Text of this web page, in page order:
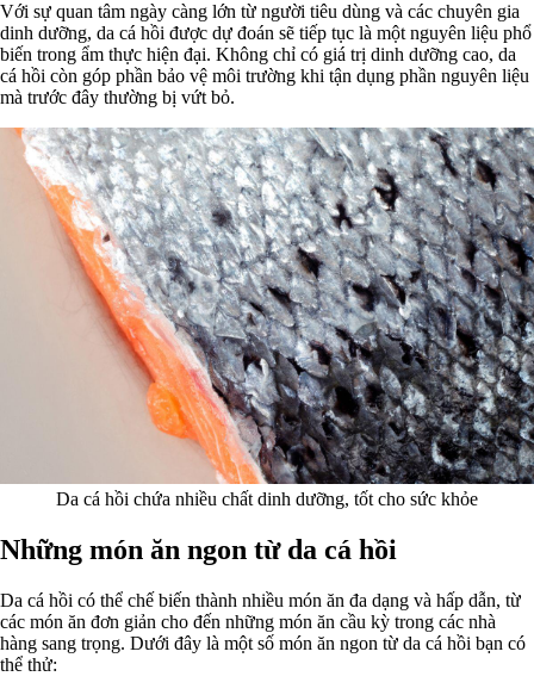
Với sự quan tâm ngày càng lớn từ người tiêu dùng và các chuyên gia
dinh dưỡng, da cá hồi được dự đoán sẽ tiếp tục là một nguyên liệu phổ
biến trong ẩm thực hiện đại. Không chỉ có giá trị dinh dưỡng cao, da
cá hồi còn góp phần bảo vệ môi trường khi tận dụng phần nguyên liệu
mà trước đây thường bị vứt bỏ.
Da cá hồi chứa nhiều chất dinh dưỡng, tốt cho sức khỏe
Những món ăn ngon từ da cá hồi
Da cá hồi có thể chế biến thành nhiều món ăn đa dạng và hấp dẫn, từ
các món ăn đơn giản cho đến những món ăn cầu kỳ trong các nhà
hàng sang trọng. Dưới đây là một số món ăn ngon từ da cá hồi bạn có
thể thử: